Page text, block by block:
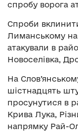
спробу ворога
Спроби
Лиманському
атакували в
Новоселівка,
На
шістнадцять
просунутися в
Крива Лука,
напрямку Рай-